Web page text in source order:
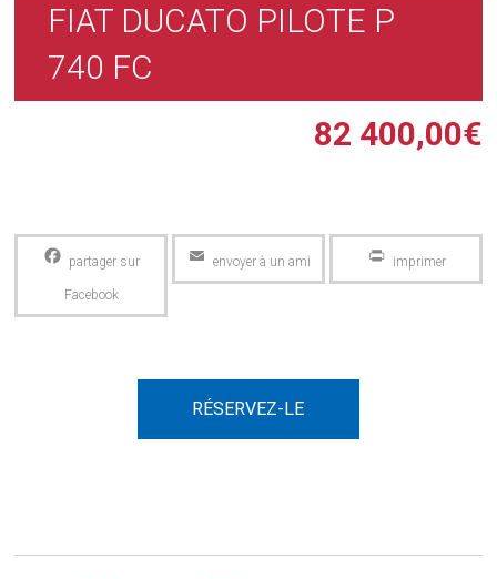
FIAT DUCATO PILOTE P
740 FC
82 400,00€
Facebook Email PrintFriendly
RÉSERVEZ-LE